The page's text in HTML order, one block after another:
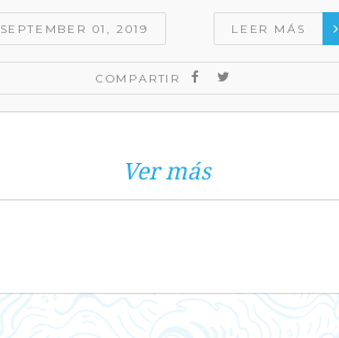
SEPTEMBER 01, 2019 LEER MÁS
COMPARTIR
Ver más